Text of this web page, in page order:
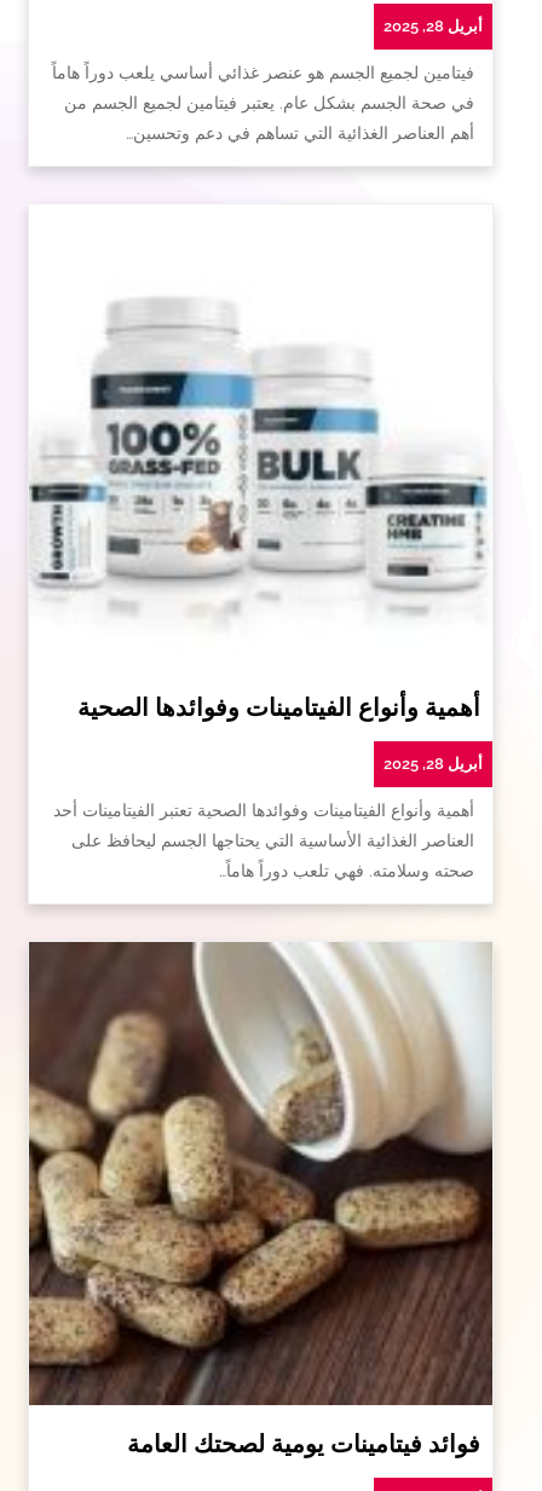
أبريل 28, 2025
فيتامين لجميع الجسم هو عنصر غذائي أساسي يلعب دوراً هاماً
في صحة الجسم بشكل عام. يعتبر فيتامين لجميع الجسم من
أهم العناصر الغذائية التي تساهم في دعم وتحسين…
أهمية وأنواع الفيتامينات وفوائدها الصحية
أبريل 28, 2025
أهمية وأنواع الفيتامينات وفوائدها الصحية تعتبر الفيتامينات أحد
العناصر الغذائية الأساسية التي يحتاجها الجسم ليحافظ على
صحته وسلامته. فهي تلعب دوراً هاماً…
فوائد فيتامينات يومية لصحتك العامة